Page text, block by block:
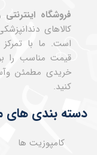
فروشگاه اینترنتی
کالاهای
است. ما با
قیمت مناسب را
خریدی مطمئن
کنید.
دسته بندی
کامپوزیت ها